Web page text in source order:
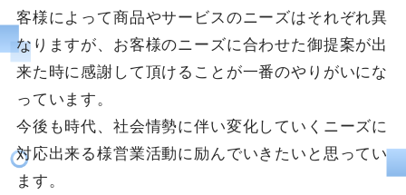
客様によって商品やサービスのニーズはそれぞれ異
なりますが、お客様のニーズに合わせた御提案が出
来た時に感謝して頂けることが一番のやりがいにな
っています。
今後も時代、社会情勢に伴い変化していくニーズに
対応出来る様営業活動に励んでいきたいと思ってい
ます。